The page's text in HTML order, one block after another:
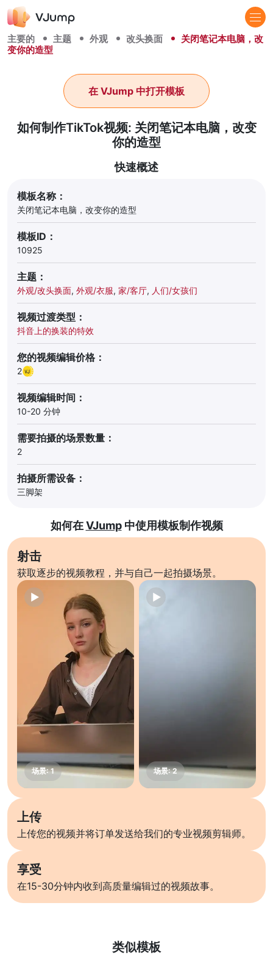
主要的 主题 外观 改头换面
关闭笔记本电脑，改
变你的造型
如何制作TikTok视频: 关闭笔记本电脑，改变
你的造型
在 VJump 中打开模板
快速概述
模板名称：
关闭笔记本电脑，改变你的造型
模板ID：
10925
主题：
外观/改头换面, 外观/衣服, 家/客厅, 人们/女孩们
视频过渡类型：
抖音上的换装的特效
您的视频编辑价格：
2
视频编辑时间：
10-20 分钟
需要拍摄的场景数量：
2
拍摄所需设备：
三脚架
如何在VJump中使用模板制作视频
射击
获取逐步的视频教程，并与自己一起拍摄场景。
上传
上传您的视频并将订单发送给我们的专业视频剪辑师。
享受
在15-30分钟内收到高质量编辑过的视频故事。
类似模板
了解更多